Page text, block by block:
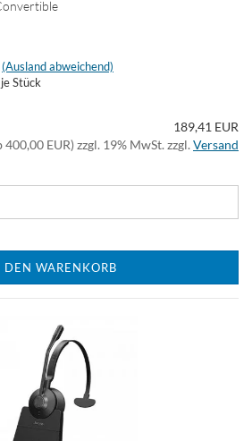
(Ausland abweichend)
Stück
189,41 EUR
EUR) zzgl. 19% MwSt. zzgl. Versand
DEN WARENKORB